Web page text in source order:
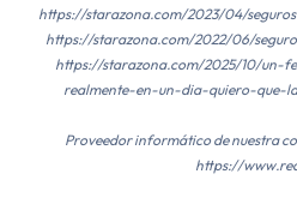
https://starazona.com/2023/04/
https://starazona.com/2022/06/
https://starazona.com/2025/10/un-
realmente-en-un-dia-quiero-que-
Proveedor informático de nuestra
https://